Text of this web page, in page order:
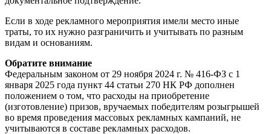
Если в ходе рекламного мероприятия имели место иные
траты, то их нужно разграничить и учитывать по разным
видам и основаниям.
Обратите внимание
Федеральным законом от 29 ноября 2024 г. № 416-ФЗ с 1
января 2025 года пункт 44 статьи 270 НК РФ дополнен
положением о том, что расходы на приобретение
(изготовление) призов, вручаемых победителям розыгрышей
во время проведения массовых рекламных кампаний, не
учитываются в составе рекламных расходов.